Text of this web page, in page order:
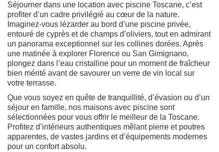
Séjourner dans une location avec piscine Toscane, c’est
profiter d’un cadre privilégié au cœur de la nature.
Imaginez-vous lézarder au bord d’une piscine privée,
entouré de cyprès et de champs d’oliviers, tout en admirant
un panorama exceptionnel sur les collines dorées. Après
une matinée à explorer Florence ou San Gimignano,
plongez dans l’eau cristalline pour un moment de fraîcheur
bien mérité avant de savourer un verre de vin local sur
votre terrasse.
Que vous soyez en quête de tranquillité, d’évasion ou d’un
séjour en famille, nos maisons avec piscine sont
sélectionnées pour vous offrir le meilleur de la Toscane.
Profitez d’intérieurs authentiques mêlant pierre et poutres
apparentes, de vastes jardins et d’équipements modernes
pour un confort absolu.